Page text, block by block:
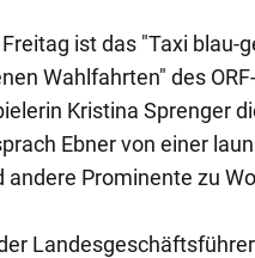
ist das "Taxi blau-
Wahlfahrten" des
Kristina Sprenger
Ebner von einer
andere Prominente zu